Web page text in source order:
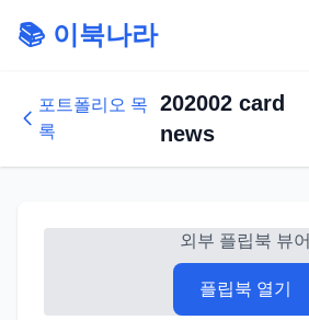
📚 이북나라
포트폴리오 목
록
202002 card
news
외부 플립북 뷰어
플립북 열기